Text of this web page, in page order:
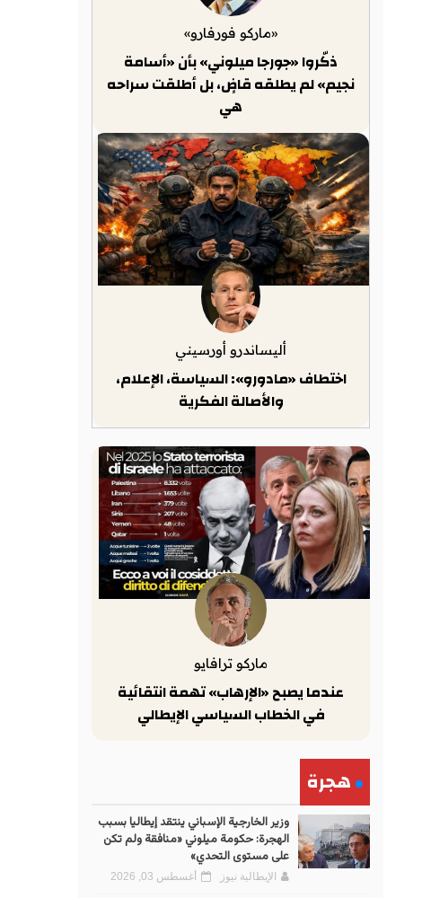
«ماركو فورفارو»
ذكّروا «جورجا ميلوني» بأن «أسامة
نجيم» لم يطلقه قاضٍ، بل أطلقت سراحه
هي
أليساندرو أورسيني
اختطاف «مادورو»: السياسة، الإعلام،
والأصالة الفكرية
ماركو ترافايو
عندما يصبح «الإرهاب» تهمة انتقائية
في الخطاب السياسي الإيطالي
هجرة
وزير الخارجية الإسباني ينتقد إيطاليا بسبب
الهجرة: حكومة ميلوني «منافقة ولم تكن
على مستوى التحدي»
الإيطالية نيوز أغسطس 03, 2026